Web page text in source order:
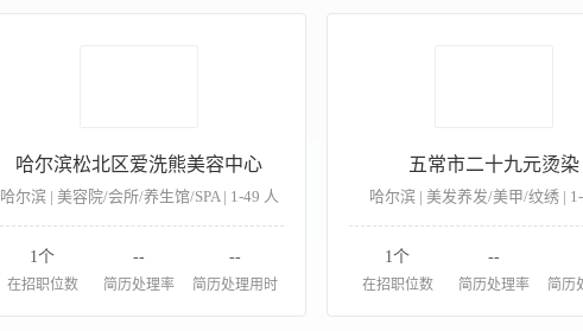
哈尔滨松北区爱洗熊美容中心
哈尔滨 | 美容院/会所/养生馆/SPA | 1-49 人
1个
在招职位数
--
简历处理率
--
简历处理用时
五常市二十九元烫染
哈尔滨 | 美发养发/美甲/纹绣 |
1个
在招职位数
--
简历处理率 简历